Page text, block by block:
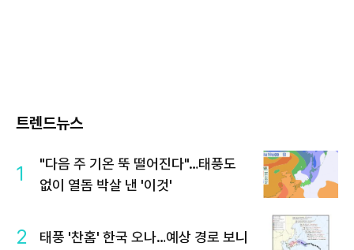
트렌드뉴스
1
"다음 주 기온 뚝 떨어진다"…태풍도
없이 열돔 박살 낸 '이것'
2 태풍 '찬홈' 한국 오나…예상 경로 보니